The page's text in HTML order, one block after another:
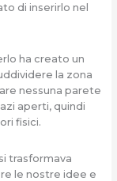
di inserirlo nel
ha creato un
la zona
nessuna parete
aperti, quindi
fisici.
trasformava
le nostre idee e